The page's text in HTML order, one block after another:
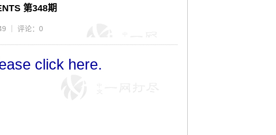
第348期
｜ 评论：0
click here.